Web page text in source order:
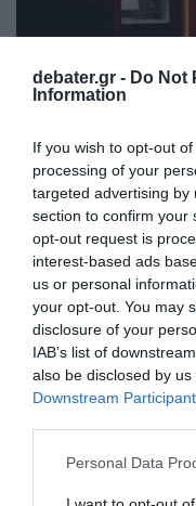
debater.gr - Do Not
Information
If you wish to opt-out
processing of your
targeted advertising by
section to confirm your
opt-out request is
interest-based ads
us or personal
your opt-out. You may
disclosure of your
IAB’s list of
also be disclosed by
Downstream
Please note that this
Personal Data
ΟΙΚΟΝΟΜΙΑ
Οι τέσσερις
στις
Δείτε παραδείγματα
26.07.2025 - 08:06